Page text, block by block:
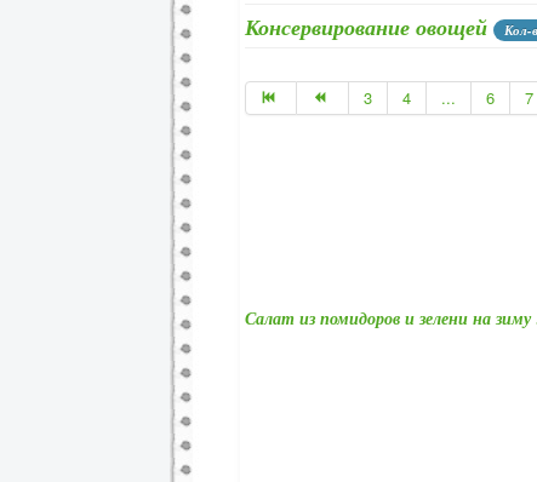
Консервирование овощей Кол-
Консервирование помидоров
Консервирование огурцов Кол-
Консервирование
3 4 ... 6 7
Салат из помидоров и зелени на